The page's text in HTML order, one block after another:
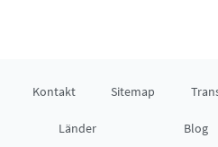
Kontakt Sitemap
Länder Blog